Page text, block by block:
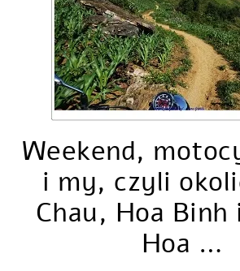
Weekend,
i my, czyli
Chau, Hoa Binh
Hoa …